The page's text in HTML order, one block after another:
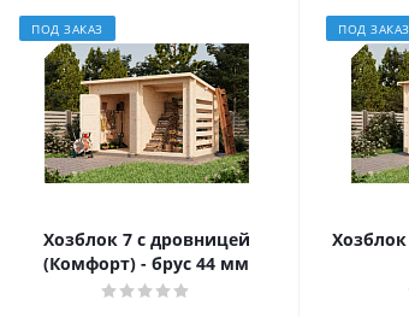
ПОД ЗАКАЗ
Хозблок 7 с дровницей
(Комфорт) - брус 44 мм
ПОД ЗАКАЗ
Хозблок